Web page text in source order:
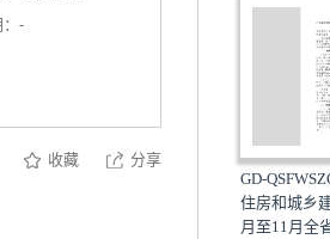
：-
收藏 分享
GD-
住房和城乡
月至11月全